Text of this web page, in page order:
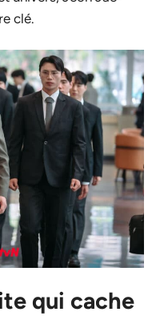
clé.
qui cache